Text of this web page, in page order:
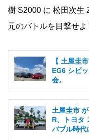
樹 S2000 に 松田次生
元のバトルを目撃せよ
【 土屋圭
EG6 シビ
会。
土屋圭市
R、トヨタ
バブル時代